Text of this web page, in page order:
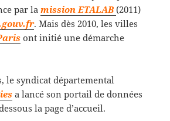
par lamission ETALAB(2011)
.Mais dès 2010, les villes
ont initié une démarche
le syndicat départemental
a lancé son portail de données
la page d’accueil.